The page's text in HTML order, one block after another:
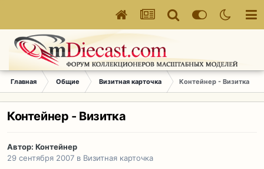
Главная Общие Визитная карточка Контейнер - Визитка
Контейнер - Визитка
Автор: Контейнер
29 сентября 2007 в Визитная карточка